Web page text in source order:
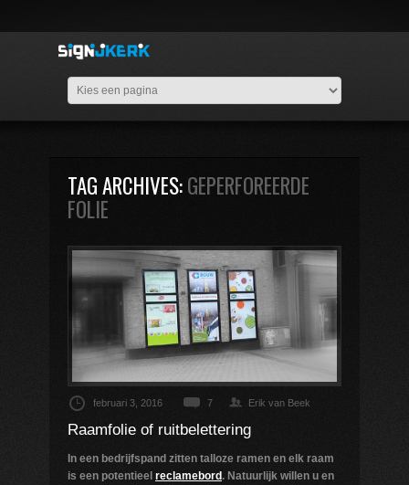
TAG ARCHIVES:GEPERFOREERDE
FOLIE
februari 3, 2016 7 Erik van Beek
Raamfolie of ruitbelettering
In een bedrijfspand zitten talloze ramen en elk raam
is een potentieel reclamebord. Natuurlijk willen u en